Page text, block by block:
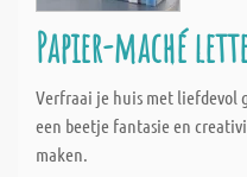
Papier-maché
Verfraai je huis met liefdevol
een beetje fantasie en
maken.